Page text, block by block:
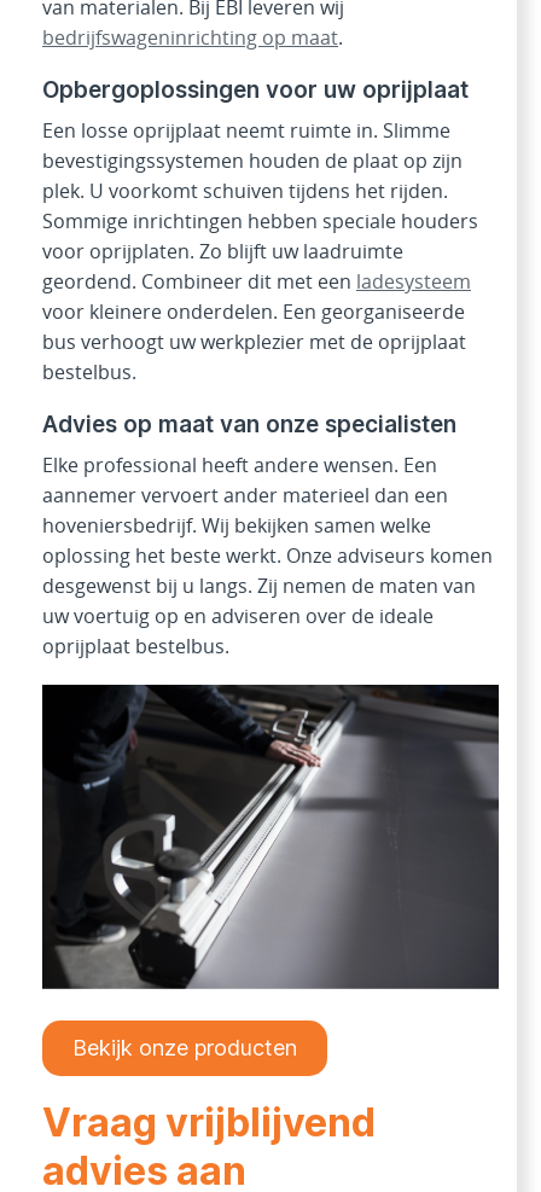
van materialen. Bij EBI leveren wij
bedrijfswageninrichting op maat.
Opbergoplossingen voor uw oprijplaat
Een losse oprijplaat neemt ruimte in. Slimme
bevestigingssystemen houden de plaat op zijn
plek. U voorkomt schuiven tijdens het rijden.
Sommige inrichtingen hebben speciale houders
voor oprijplaten. Zo blijft uw laadruimte
geordend. Combineer dit met een ladesysteem
voor kleinere onderdelen. Een georganiseerde
bus verhoogt uw werkplezier met de oprijplaat
bestelbus.
Advies op maat van onze specialisten
Elke professional heeft andere wensen. Een
aannemer vervoert ander materieel dan een
hoveniersbedrijf. Wij bekijken samen welke
oplossing het beste werkt. Onze adviseurs komen
desgewenst bij u langs. Zij nemen de maten van
uw voertuig op en adviseren over de ideale
oprijplaat bestelbus.
Bekijk onze producten
Vraag vrijblijvend
advies aan